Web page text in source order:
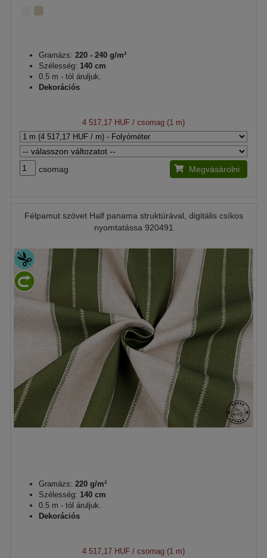
Gramázs: 220 - 240 g/m²
Szélesség: 140 cm
0.5 m - tól áruljuk.
Dekorációs
4 517,17 HUF / csomag (1 m)
csomag Megvásárolni
Félpamut szövet Half panama struktúrával, digitális csíkos
nyomtatássa 920491
Gramázs: 220 g/m²
Szélesség: 140 cm
0.5 m - tól áruljuk.
Dekorációs
4 517,17 HUF / csomag (1 m)